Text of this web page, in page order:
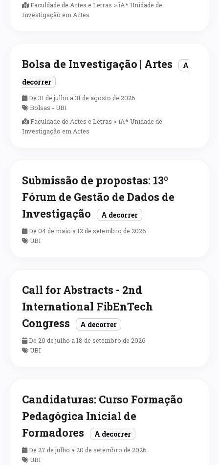
Faculdade de Artes e Letras > iA* Unidade de
Investigação em Artes
Bolsa de Investigação | Artes
A
decorrer
De 31 de julho a 31 de agosto de 2026
Bolsas - UBI
Faculdade de Artes e Letras > iA* Unidade de
Investigação em Artes
Submissão de propostas: 13º
Fórum de Gestão de Dados de
Investigação
A decorrer
De 04 de maio a 12 de setembro de 2026
UBI
Call for Abstracts - 2nd
International FibEnTech
Congress
A decorrer
De 20 de julho a 18 de setembro de 2026
UBI
Candidaturas: Curso Formação
Pedagógica Inicial de
Formadores
A decorrer
De 27 de julho a 20 de setembro de 2026
UBI